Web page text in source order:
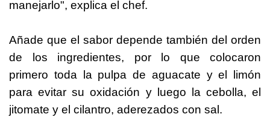
manejarlo", explica el chef.
Añade que el sabor depende también del orden
de los ingredientes, por lo que colocaron
primero toda la pulpa de aguacate y el limón
para evitar su oxidación y luego la cebolla, el
jitomate y el cilantro, aderezados con sal.